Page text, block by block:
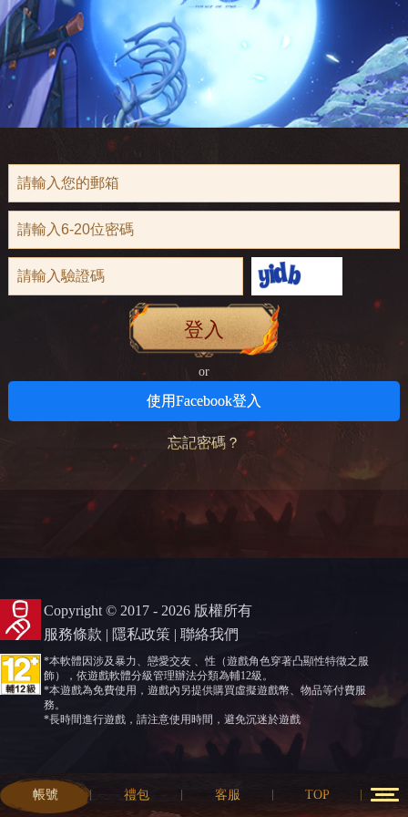
登入
or
使用Facebook登入
忘記密碼？
Copyright © 2017 - 2026 版權所有
服務條款 | 隱私政策 | 聯絡我們
*本軟體因涉及暴力、戀愛交友 、性（遊戲角色穿著凸顯性特徵之服
飾），依遊戲軟體分級管理辦法分類為輔12級。
*本遊戲為免費使用，遊戲內另提供購買虛擬遊戲幣、物品等付費服
務。
*長時間進行遊戲，請注意使用時間，避免沉迷於遊戲
帳號 禮包 客服 TOP 12